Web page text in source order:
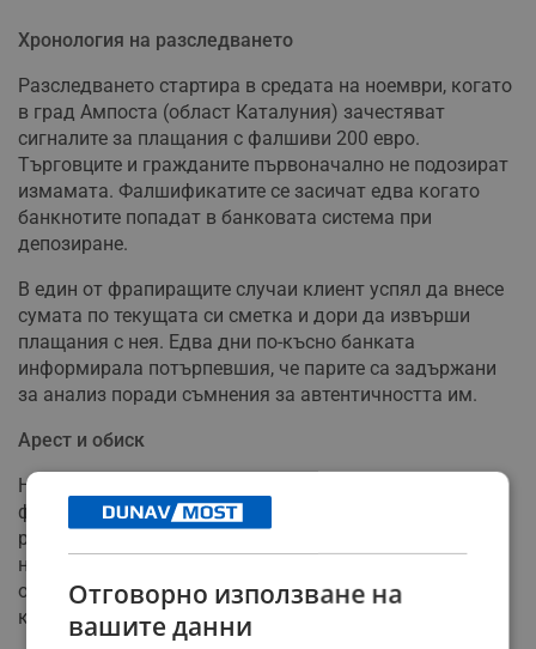
Хронология на разследването
Разследването стартира в средата на ноември, когато
в град Ампоста (област Каталуния) зачестяват
сигналите за плащания с фалшиви 200 евро.
Търговците и гражданите първоначално не подозират
измамата. Фалшификатите се засичат едва когато
банкнотите попадат в банковата система при
депозиране.
В един от фрапиращите случаи клиент успял да внесе
сумата по текущата си сметка и дори да извърши
плащания с нея. Едва дни по-късно банката
информирала потърпевшия, че парите са задържани
за анализ поради съмнения за автентичността им.
Арест и обиск
На 16 декември агенти от Централното звено за
фалшифициране на валута и Криминалния
разследващ район на Терес де л'Ебре щурмуват дома
на заподозрения в Ампоста. При обиска са иззети
общо 9 300 евро във фалшиви купюри от 100 евро,
които е трябвало да бъдат вкарани в обращение.
Отговорно използване на
вашите данни